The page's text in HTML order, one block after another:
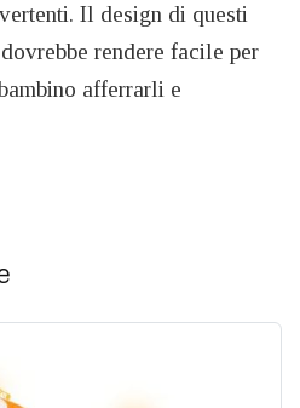
Il design di questi
rendere facile per
afferrarli e